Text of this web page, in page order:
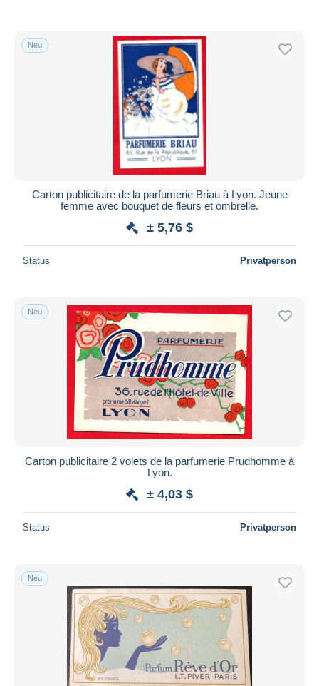
Neu
Carton publicitaire de la parfumerie Briau à Lyon. Jeune
femme avec bouquet de fleurs et ombrelle.
± 5,76 $
Status Privatperson
Neu
Carton publicitaire 2 volets de la parfumerie Prudhomme à
Lyon.
± 4,03 $
Status Privatperson
Neu